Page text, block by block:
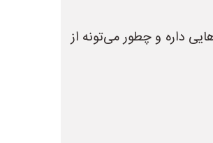
داره و چطور می‌تونه از